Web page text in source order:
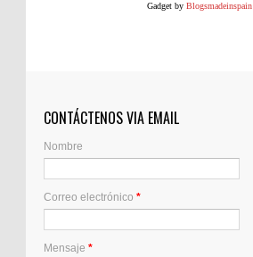
Gadget by Blogsmadeinspain
CONTÁCTENOS VIA EMAIL
Nombre
Correo electrónico *
Mensaje *